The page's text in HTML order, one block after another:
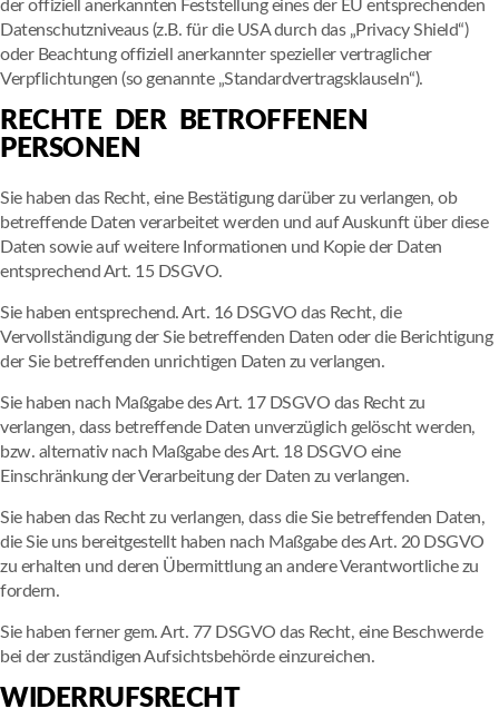
der offiziell anerkannten Feststellung eines der EU entsprechenden
Datenschutzniveaus (z.B. für die USA durch das „Privacy Shield“)
oder Beachtung offiziell anerkannter spezieller vertraglicher
Verpflichtungen (so genannte „Standardvertragsklauseln“).
RECHTE DER BETROFFENEN
PERSONEN
Sie haben das Recht, eine Bestätigung darüber zu verlangen, ob
betreffende Daten verarbeitet werden und auf Auskunft über diese
Daten sowie auf weitere Informationen und Kopie der Daten
entsprechend Art. 15 DSGVO.
Sie haben entsprechend. Art. 16 DSGVO das Recht, die
Vervollständigung der Sie betreffenden Daten oder die Berichtigung
der Sie betreffenden unrichtigen Daten zu verlangen.
Sie haben nach Maßgabe des Art. 17 DSGVO das Recht zu
verlangen, dass betreffende Daten unverzüglich gelöscht werden,
bzw. alternativ nach Maßgabe des Art. 18 DSGVO eine
Einschränkung der Verarbeitung der Daten zu verlangen.
Sie haben das Recht zu verlangen, dass die Sie betreffenden Daten,
die Sie uns bereitgestellt haben nach Maßgabe des Art. 20 DSGVO
zu erhalten und deren Übermittlung an andere Verantwortliche zu
fordern.
Sie haben ferner gem. Art. 77 DSGVO das Recht, eine Beschwerde
bei der zuständigen Aufsichtsbehörde einzureichen.
WIDERRUFSRECHT